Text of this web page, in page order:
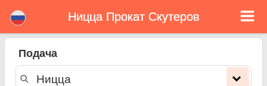
Ницца прокат скутеров
Ницца прокат скутеров - ставки аренды. Дешевые цены аренда скутеров в Ницца. Прокат скутеров в Ницца. Ницца
бронирования на сайте. Мгновенно можно взять напрокат в скутеров в Ницца - Неограниченный пробег, GPS, скутеров
оснащение для верховой езды, приграничного аренды.
Ницца Прокат Скутеров
Подача